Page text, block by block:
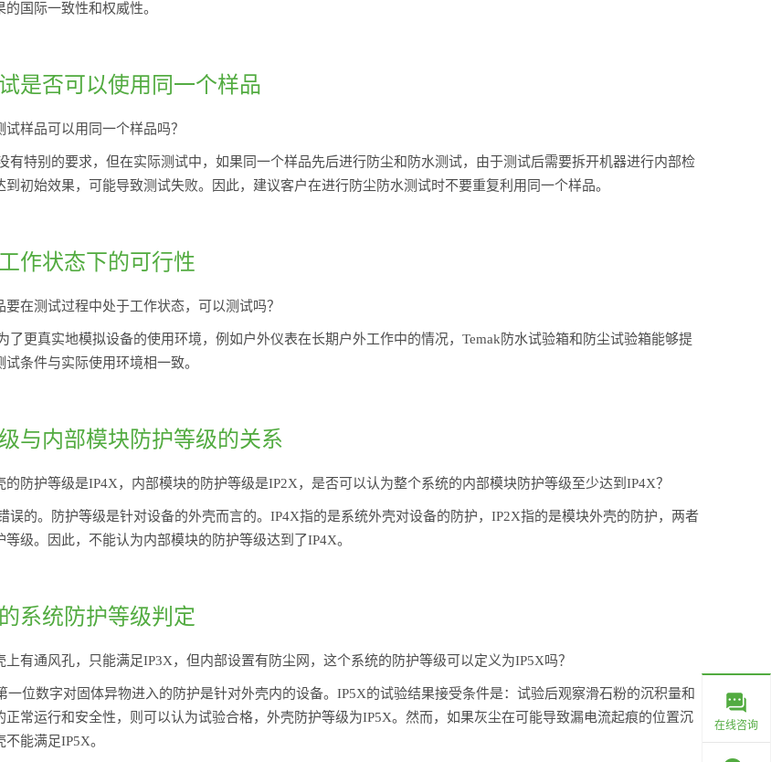
在线咨询
国际一致性和权威性。
是否可以使用同一个样品
样品可以用同一个样品吗？
有特别的要求，但在实际测试中，如果同一个样品先后进行防尘和防水测试，由于测试后需要拆开机器进行内部检
初始效果，可能导致测试失败。因此，建议客户在进行防尘防水测试时不要重复利用同一个样品。
作状态下的可行性
在测试过程中处于工作状态，可以测试吗？
了更真实地模拟设备的使用环境，例如户外仪表在长期户外工作中的情况，Temak防水试验箱和防尘试验箱能够提
条件与实际使用环境相一致。
与内部模块防护等级的关系
的防护等级是IP4X，内部模块的防护等级是IP2X，是否可以认为整个系统的内部模块防护等级至少达到IP4X？
误的。防护等级是针对设备的外壳而言的。IP4X指的是系统外壳对设备的防护，IP2X指的是模块外壳的防护，两者
级。因此，不能认为内部模块的防护等级达到了IP4X。
系统防护等级判定
上有通风孔，只能满足IP3X，但内部设置有防尘网，这个系统的防护等级可以定义为IP5X吗？
一位数字对固体异物进入的防护是针对外壳内的设备。IP5X的试验结果接受条件是：试验后观察滑石粉的沉积量和
正常运行和安全性，则可以认为试验合格，外壳防护等级为IP5X。然而，如果灰尘在可能导致漏电流起痕的位置沉
能满足IP5X。